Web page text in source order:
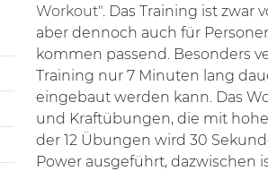
Workout". Das Training ist zwar
aber dennoch auch für
kommen passend. Besonders
Training nur 7 Minuten lang
eingebaut werden kann. Das
und Kraftübungen, die mit
der 12 Übungen wird 30
Power ausgeführt, dazwischen